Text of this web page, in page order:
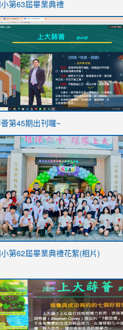
sites.google.com/stes.tyc.edu.tw/
小第63屆畢業典禮
sites.google.com/stes.tyc.edu.tw/
sites.google.com/stes.tyc.edu.tw/
薈第45期出刊囉~
小第62屆畢業典禮花絮(相片)
file/d/1I-
sites.google.com/stes.tyc.edu.tw/